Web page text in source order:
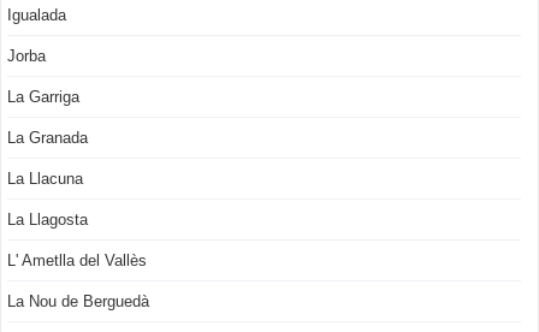
Igualada
Jorba
La Garriga
La Granada
La Llacuna
La Llagosta
L' Ametlla del Vallès
La Nou de Berguedà